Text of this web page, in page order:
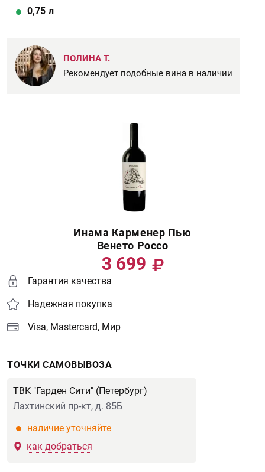
0,75 л
ПОЛИНА Т.
Рекомендует подобные вина в наличии
Инама Карменер Пью
Венето Россо
3 699
Гарантия качества
Надежная покупка
Visa, Mastercard, Мир
ТОЧКИ САМОВЫВОЗА
ТВК "Гарден Сити" (Петербург)
Лахтинский пр-кт, д. 85Б
наличие уточняйте
как добраться